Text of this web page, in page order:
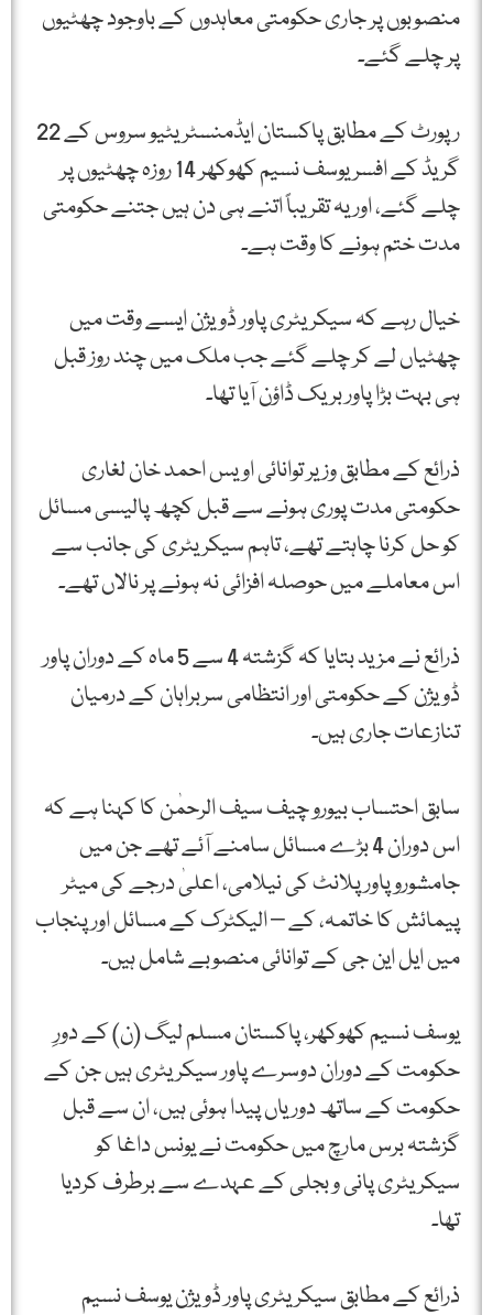
منصوبوں پر جاری حکومتی معاہدوں کے باوجود چھٹیوں
پر چلے گئے۔
رپورٹ کے مطابق پاکستان ایڈمنسٹریٹیو سروس کے 22
گریڈ کے افسر یوسف نسیم کھوکھر 14 روزہ چھٹیوں پر
چلے گئے، اور یہ تقریباً اتنے ہی دن ہیں جتنے حکومتی
مدت ختم ہونے کا وقت ہے۔
خیال رہے کہ سیکریٹری پاور ڈویژن ایسے وقت میں
چھٹیاں لے کر چلے گئے جب ملک میں چند روز قبل
ہی بہت بڑا پاور بریک ڈاؤن آیا تھا۔
ذرائع کے مطابق وزیر توانائی اویس احمد خان لغاری
حکومتی مدت پوری ہونے سے قبل کچھ پالیسی مسائل
کو حل کرنا چاہتے تھے، تاہم سیکریٹری کی جانب سے
اس معاملے میں حوصلہ افزائی نہ ہونے پر نالاں تھے۔
ذرائع نے مزید بتایا کہ گزشتہ 4 سے 5 ماہ کے دوران پاور
ڈویژن کے حکومتی اور انتظامی سربراہان کے درمیان
تنازعات جاری ہیں۔
سابق احتساب بیورو چیف سیف الرحمٰن کا کہنا ہے کہ
اس دوران 4 بڑے مسائل سامنے آئے تھے جن میں
جامشورو پاور پلانٹ کی نیلامی، اعلیٰ درجے کی میٹر
پیمائش کا خاتمہ، کے – الیکٹرک کے مسائل اور پنجاب
میں ایل این جی کے توانائی منصوبے شامل ہیں۔
یوسف نسیم کھوکھر، پاکستان مسلم لیگ (ن) کے دورِ
حکومت کے دوران دوسرے پاور سیکریٹری ہیں جن کے
حکومت کے ساتھ دوریاں پیدا ہوئی ہیں، ان سے قبل
گزشتہ برس مارچ میں حکومت نے یونس داغا کو
سیکریٹری پانی و بجلی کے عہدے سے برطرف کردیا
تھا۔
ذرائع کے مطابق سیکریٹری پاور ڈویژن یوسف نسیم